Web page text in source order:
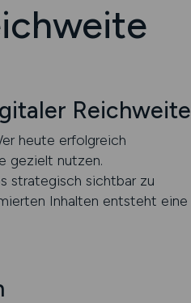
Reichweite
heute erfolgreich
gezielt nutzen.
strategisch sichtbar zu
Inhalten entsteht eine